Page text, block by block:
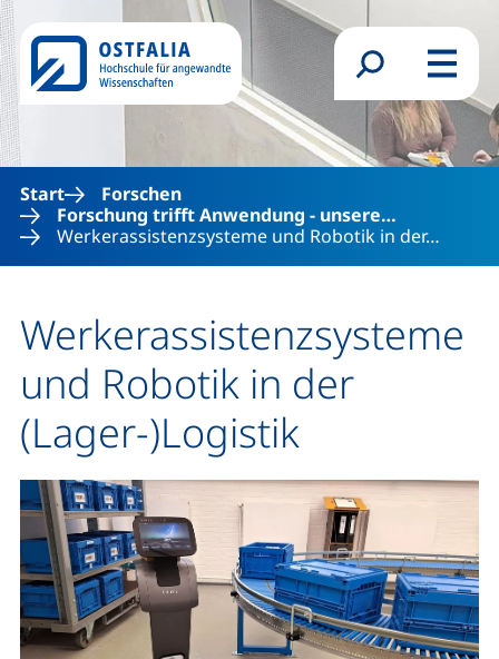
Direkt zum Inhalt
Suchformular
Menü
Start
Forschen
Forschung trifft Anwendung - unsere…
Werkerassistenzsysteme und Robotik in der…
Werkerassistenzsysteme
und Robotik in der
(Lager-)Logistik